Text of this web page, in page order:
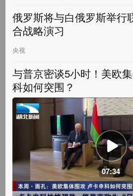
俄罗斯将与白俄罗斯举行
合战略演习
央视
与普京密谈5小时！美欧
科如何突围？
07:34